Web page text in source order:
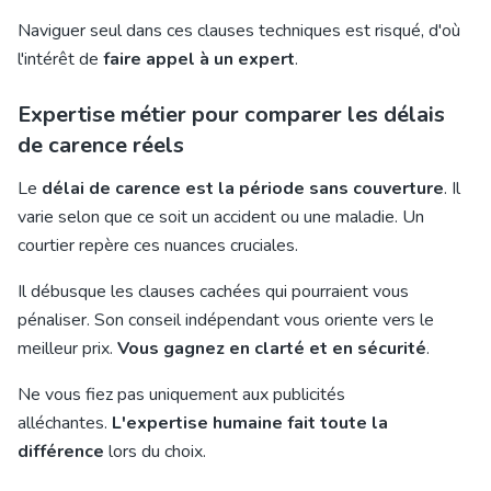
Naviguer seul dans ces clauses techniques est risqué, d'où
l'intérêt de faire appel à un expert.
Expertise métier pour comparer les délais
de carence réels
Le délai de carence est la période sans couverture. Il
varie selon que ce soit un accident ou une maladie. Un
courtier repère ces nuances cruciales.
Il débusque les clauses cachées qui pourraient vous
pénaliser. Son conseil indépendant vous oriente vers le
meilleur prix. Vous gagnez en clarté et en sécurité.
Ne vous fiez pas uniquement aux publicités
alléchantes. L'expertise humaine fait toute la
différence lors du choix.